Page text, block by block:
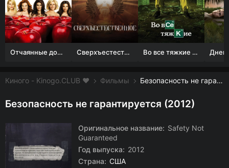
Отчаянные домохозяйки (1 сезон) Сверхъестественное Во все тяжкие 1-5 сезон
Киного - Kinogo.CLUB ❤️ Фильмы Безопасность не гарантируется смотреть онлайн бесплатно
Безопасность не гарантируется (2012)
Оригинальное название: Safety Not
Guaranteed
Год выпуска: 2012
Страна: США